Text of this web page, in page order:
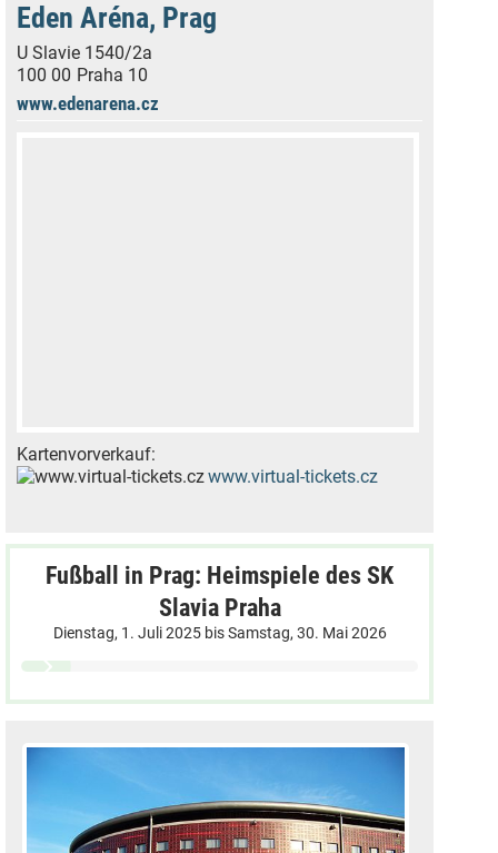
Eden Aréna, Prag
U Slavie 1540/2a
100 00 Praha 10
www.edenarena.cz
Kartenvorverkauf:
www.virtual-tickets.cz
Fußball in Prag: Heimspiele des SK
Slavia Praha
Dienstag, 1. Juli 2025bisSamstag, 30. Mai 2026